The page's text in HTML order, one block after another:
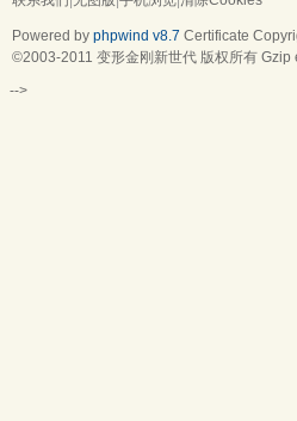
Powered by phpwind v8.7 Certificate
©2003-2011 变形金刚新世代 版权所有 Gzip
-->